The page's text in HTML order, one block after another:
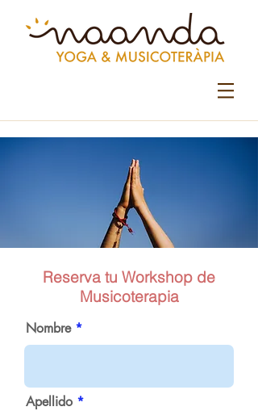
Reserva tu Workshop de
Musicoterapia
Nombre
Apellido